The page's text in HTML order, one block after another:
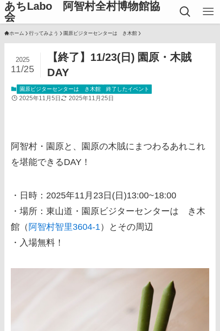
あちLabo 阿智村全村博物館協
会
ホーム 行ってみよう 園原ビジターセンターはゝき木館
【終了】11/23(日) 園原・木賊
DAY
2025
11/25
園原ビジターセンターはゝき木館 終了したイベント
2025年11月5日 2025年11月25日
阿智村・園原と、園原の木賊にまつわるあれこれ
を堪能できるDAY！
・日時：2025年11月23日(日)13:00~18:00
・場所：東山道・園原ビジターセンターはゝき木
館（ 阿智村智里3604-1 ）とその周辺
・入場無料！